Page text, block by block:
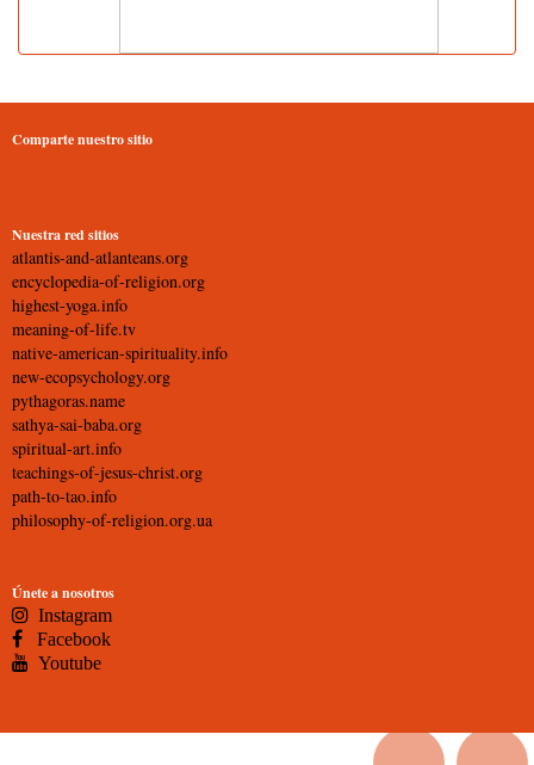
Comparte nuestro sitio
Nuestra red sitios
atlantis-and-atlanteans.org
encyclopedia-of-religion.org
highest-yoga.info
meaning-of-life.tv
native-american-spirituality.info
new-ecopsychology.org
pythagoras.name
sathya-sai-baba.org
spiritual-art.info
teachings-of-jesus-christ.org
path-to-tao.info
philosophy-of-religion.org.ua
Únete a nosotros
Instagram
Facebook
Youtube